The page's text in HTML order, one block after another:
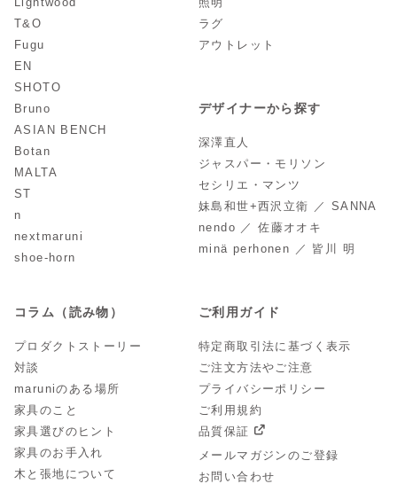
T&O
Fugu
EN
SHOTO
Bruno
ASIAN BENCH
Botan
MALTA
ST
n
nextmaruni
shoe-horn
ラグ
アウトレット
デザイナーから探す
深澤直人
ジャスパー・モリソン
セシリエ・マンツ
妹島和世+西沢立衛 ／ SANNA
nendo ／ 佐藤オオキ
minä perhonen ／ 皆川 明
コラム（読み物）
プロダクトストーリー
対談
maruniのある場所
家具のこと
家具選びのヒント
家具のお手入れ
木と張地について
ご利用ガイド
特定商取引法に基づく表示
ご注文方法やご注意
プライバシーポリシー
ご利用規約
品質保証
メールマガジンのご登録
お問い合わせ